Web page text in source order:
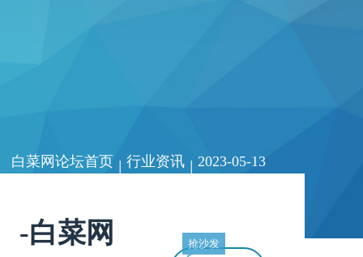
白菜网论坛首页 | 行业资讯 | 2023-05-13
-白菜网 抢沙发